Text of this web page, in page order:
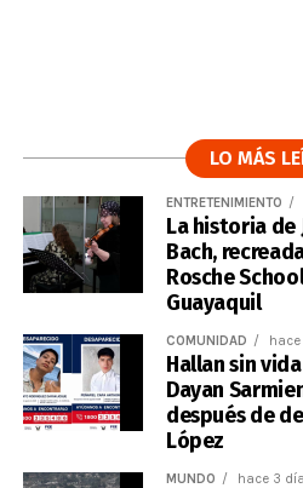
LO MÁS
ENTRETENIMIENTO
La historia de
Bach,
Rosche
Guayaquil
COMUNIDAD
Hallan sin
Dayan
después de
López
MUNDO hace 3